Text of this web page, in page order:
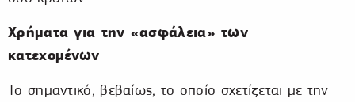
Χρήματα για την «ασφάλεια» των
κατεχομένων
Το σημαντικό, βεβαίως, το οποίο σχετίζεται με την